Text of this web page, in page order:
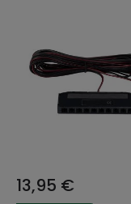
13,95 €